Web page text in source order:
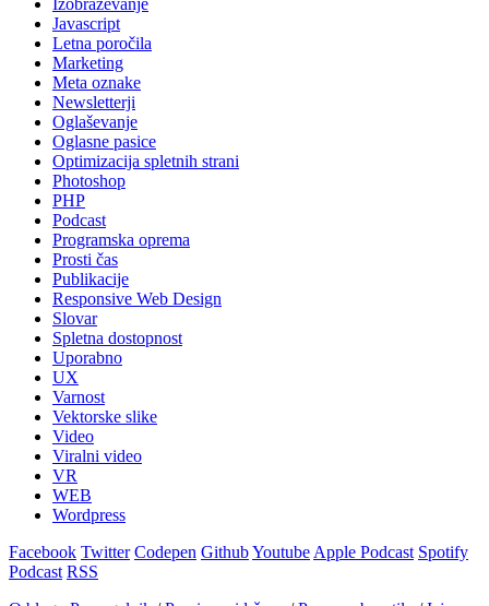
Javascript
Letna poročila
Marketing
Meta oznake
Newsletterji
Oglaševanje
Oglasne pasice
Optimizacija spletnih strani
Photoshop
PHP
Podcast
Programska oprema
Prosti čas
Publikacije
Responsive Web Design
Slovar
Spletna dostopnost
Uporabno
UX
Varnost
Vektorske slike
Video
Viralni video
VR
WEB
Wordpress
Facebook Twitter Codepen GithubYoutube Apple Podcast Spotify
Podcast RSS